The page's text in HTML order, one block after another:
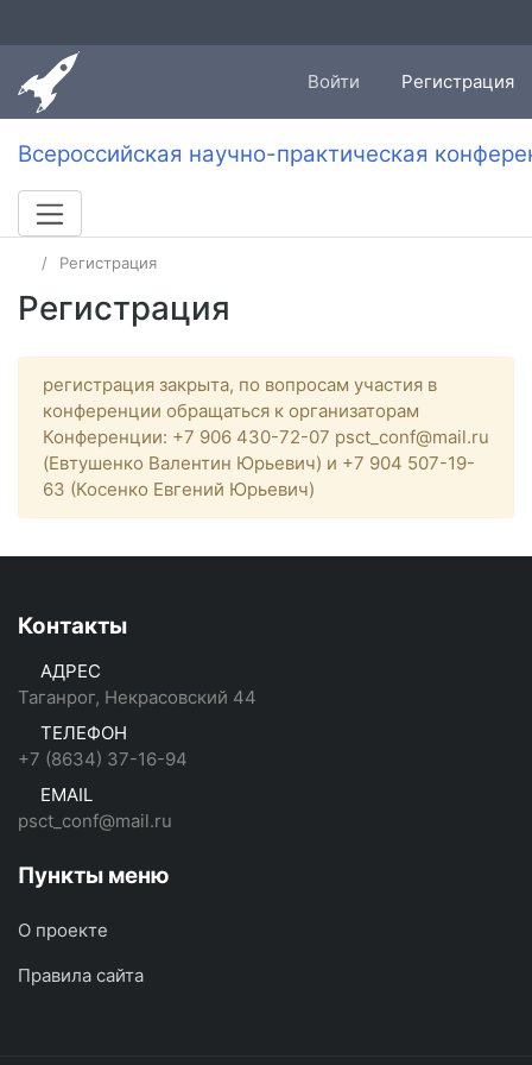
Войти Регистрация
Всероссийская научно-практическая
Регистрация
Регистрация
регистрация закрыта, по вопросам участия в
конференции обращаться к организаторам
Конференции: +7 906 430-72-07 psct_conf@mail.ru
(Евтушенко Валентин Юрьевич) и +7 904 507-19-
63 (Косенко Евгений Юрьевич)
Контакты
АДРЕС
Таганрог, Некрасовский 44
ТЕЛЕФОН
+7 (8634) 37-16-94
EMAIL
psct_conf@mail.ru
Пункты меню
О проекте
Правила сайта